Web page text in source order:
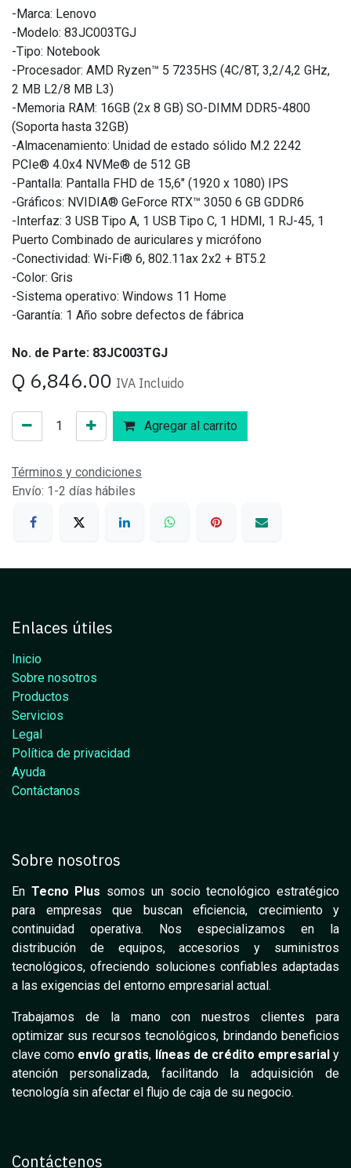
-Marca: Lenovo
-Modelo: 83JC003TGJ
-Tipo: Notebook
-Procesador: AMD Ryzen™ 5 7235HS (4C/8T, 3,2/4,2 GHz,
2 MB L2/8 MB L3)
-Memoria RAM: 16GB (2x 8 GB) SO-DIMM DDR5-4800
(Soporta hasta 32GB)
-Almacenamiento: Unidad de estado sólido M.2 2242
PCIe® 4.0x4 NVMe® de 512 GB
-Pantalla: Pantalla FHD de 15,6" (1920 x 1080) IPS
-Gráficos: NVIDIA® GeForce RTX™ 3050 6 GB GDDR6
-Interfaz: 3 USB Tipo A, 1 USB Tipo C, 1 HDMI, 1 RJ-45, 1
Puerto Combinado de auriculares y micrófono
-Conectividad: Wi-Fi® 6, 802.11ax 2x2 + BT5.2
-Color: Gris
-Sistema operativo: Windows 11 Home
-Garantía: 1 Año sobre defectos de fábrica
No. de Parte: 83JC003TGJ
Q 6,846.00 IVA Incluido
Agregar al carrito
Términos y condiciones
Envío: 1-2 días hábiles
Enlaces útiles
Inicio
Sobre nosotros
Productos
Servicios
Legal
Política de privacidad
Ayuda
Contáctanos
Sobre nosotros
En Tecno Plus somos un socio tecnológico estratégico
para empresas que buscan eficiencia, crecimiento y
continuidad operativa. Nos especializamos en la
distribución de equipos, accesorios y suministros
tecnológicos, ofreciendo soluciones confiables adaptadas
a las exigencias del entorno empresarial actual.
Trabajamos de la mano con nuestros clientes para
optimizar sus recursos tecnológicos, brindando beneficios
clave como envío gratis, líneas de crédito empresarial y
atención personalizada, facilitando la adquisición de
tecnología sin afectar el flujo de caja de su negocio.
Contáctenos